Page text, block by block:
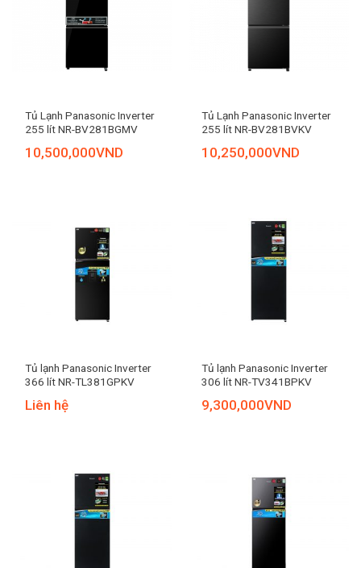
Tủ Lạnh Panasonic Inverter
255 lít NR-BV281BGMV
10,500,000VND
Tủ Lạnh Panasonic Inverter
255 lít NR-BV281BVKV
10,250,000VND
Tủ lạnh Panasonic Inverter
366 lít NR-TL381GPKV
Liên hệ
Tủ lạnh Panasonic Inverter
306 lít NR-TV341BPKV
9,300,000VND